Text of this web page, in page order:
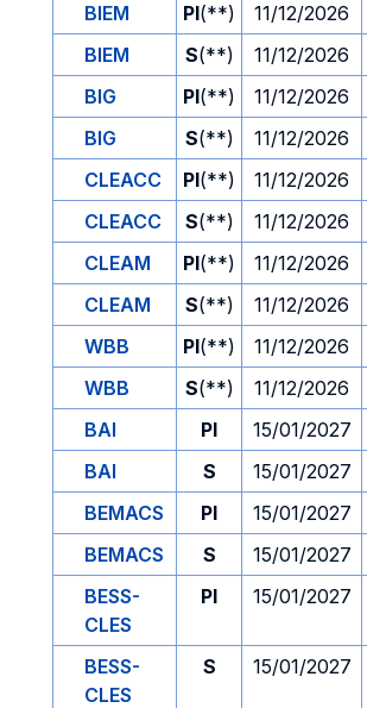
BIEM
PI(**) 11/12/2026
BIEM
S(**) 11/12/2026
BIG
PI(**) 11/12/2026
BIG
S(**) 11/12/2026
CLEACC
PI(**) 11/12/2026
CLEACC
S(**) 11/12/2026
CLEAM
PI(**) 11/12/2026
CLEAM
S(**) 11/12/2026
WBB
PI(**) 11/12/2026
WBB
S(**) 11/12/2026
BAI
PI 15/01/2027
BAI
S 15/01/2027
BEMACS
PI 15/01/2027
BEMACS
S 15/01/2027
BESS-
CLES
PI 15/01/2027
BESS-
CLES
S 15/01/2027